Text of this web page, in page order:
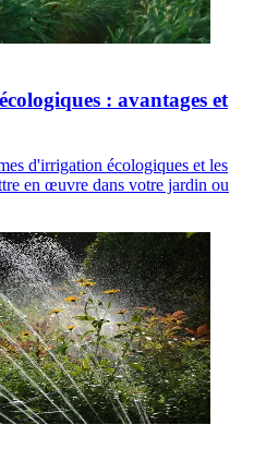
: avantages et
d'irrigation écologiques et les
en œuvre dans votre jardin ou